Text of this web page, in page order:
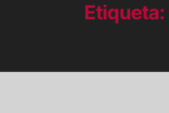
Etiqueta: